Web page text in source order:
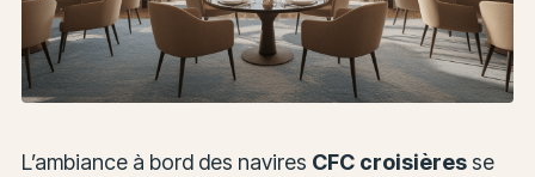
L’ambiance à bord des navires CFC croisièresse